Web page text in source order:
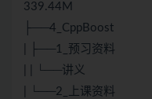
339.44M
├──4_CppBoost
| ├──1_预习资料
| | └──讲义
| └──2_上课资料